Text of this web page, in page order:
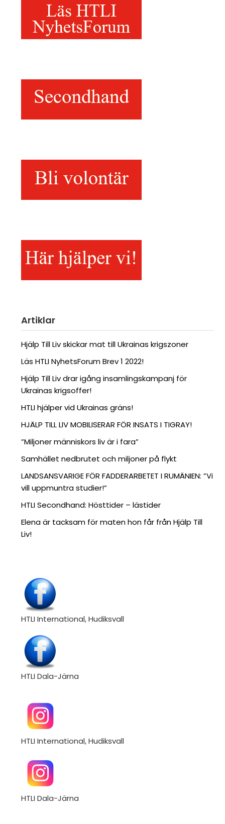
Artiklar
Hjälp Till Liv skickar mat till Ukrainas krigszoner
Läs HTLI NyhetsForum Brev 1 2022!
Hjälp Till Liv drar igång insamlingskampanj för
Ukrainas krigsoffer!
HTLI hjälper vid Ukrainas gräns!
HJÄLP TILL LIV MOBILISERAR FÖR INSATS I TIGRAY!
”Miljoner människors liv är i fara”
Samhället nedbrutet och miljoner på flykt
LANDSANSVARIGE FÖR FADDERARBETET I RUMÄNIEN: ”Vi
vill uppmuntra studier!”
HTLI Secondhand: Hösttider – lästider
Elena är tacksam för maten hon får från Hjälp Till
Liv!
HTLI International, Hudiksvall
HTLI Dala-Järna
HTLI International, Hudiksvall
HTLI Dala-Järna